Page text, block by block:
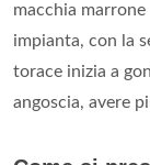
macchia
impianta, con la
torace inizia a
angoscia, avere